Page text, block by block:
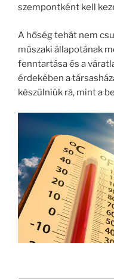
szempontként kell
A hőség tehát nem
műszaki állapotának
fenntartása és a
érdekében a
készülniük rá, mint a